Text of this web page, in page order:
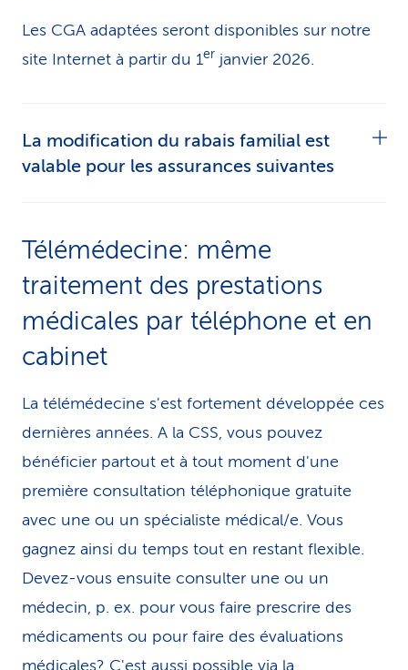
Assurance Standard CSS plus
Les CGA adaptées seront disponibles sur notre
site Internet à partir du 1er janvier 2026.
La modification du rabais familial est
valable pour les assurances suivantes
Assurance Standard CSS plus
Assurance pour cas d’urgence
Assurance de cure et de soins
Assurance pour soins dentaires CGA 1997
Assurance pour médecine alternative 1997
Assurance d’hospitalisation demi-privée
Assurance d’hospitalisation privée
CGA Assurance-maladie complémentaire
Télémédecine: même
traitement des prestations
médicales par téléphone et en
cabinet
La télémédecine s'est fortement développée ces
dernières années. A la CSS, vous pouvez
bénéficier partout et à tout moment d'une
première consultation téléphonique gratuite
avec une ou un spécialiste médical/e. Vous
gagnez ainsi du temps tout en restant flexible.
Devez-vous ensuite consulter une ou un
médecin, p. ex. pour vous faire prescrire des
médicaments ou pour faire des évaluations
médicales? C'est aussi possible via la